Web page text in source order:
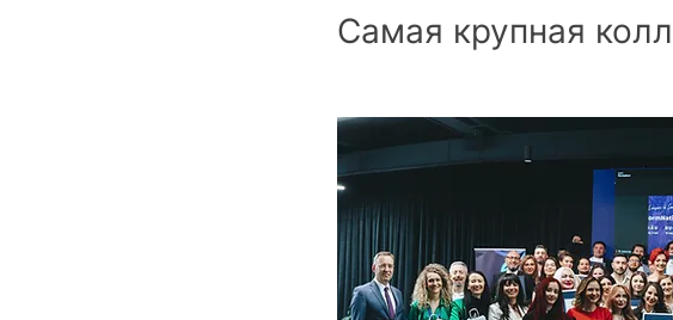
Природа Животные Спорт
Искусство Новости
Самая крупная